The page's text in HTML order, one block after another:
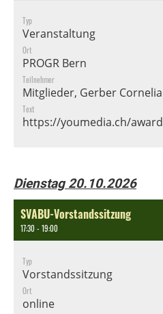
Typ
Veranstaltung
Ort
PROGR Bern
Teilnehmer
Mitglieder, Gerber Cornelia
Text
https://youmedia.ch/award
Dienstag 20.10.2026
SVABU-Vorstandssitzung
17:30 - 19:00
Typ
Vorstandssitzung
Ort
online